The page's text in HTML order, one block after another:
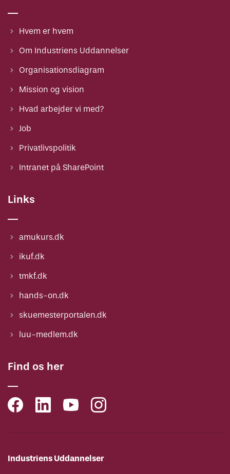
Hvem er hvem
Om Industriens Uddannelser
Organisationsdiagram
Mission og vision
Hvad arbejder vi med?
Job
Privatlivspolitik
Intranet på SharePoint
Links
amukurs.dk
ikuf.dk
tmkf.dk
hands-on.dk
skuemesterportalen.dk
luu-medlem.dk
Find os her
Industriens Uddannelser